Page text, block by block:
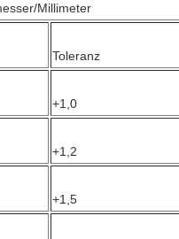
Millimeter
Toleranz
+1,0
+1,2
+1,5